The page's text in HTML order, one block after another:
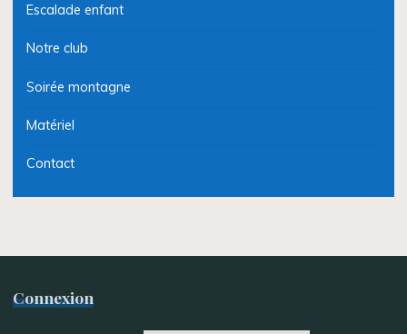
Escalade enfant
Notre club
Soirée montagne
Matériel
Contact
Connexion